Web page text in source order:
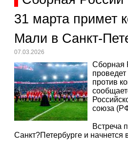
31 марта примет
Мали в Санкт-
07.03.2026
Сборная
против
союза
Встреча
Санкт?Петербурге и начнется